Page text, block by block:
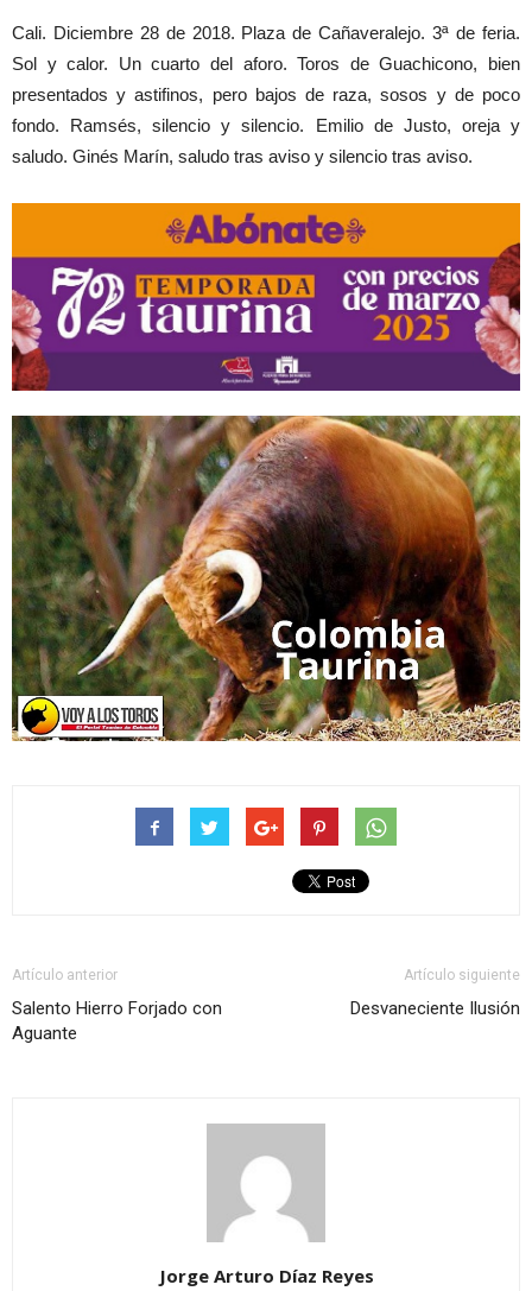
Cali. Diciembre 28 de 2018. Plaza de Cañaveralejo. 3ª de feria.
Sol y calor. Un cuarto del aforo. Toros de Guachicono, bien
presentados y astifinos, pero bajos de raza, sosos y de poco
fondo. Ramsés, silencio y silencio. Emilio de Justo, oreja y
saludo. Ginés Marín, saludo tras aviso y silencio tras aviso.
Artículo anterior
Salento Hierro Forjado con
Aguante
Artículo siguiente
Desvaneciente Ilusión
Jorge Arturo Díaz Reyes